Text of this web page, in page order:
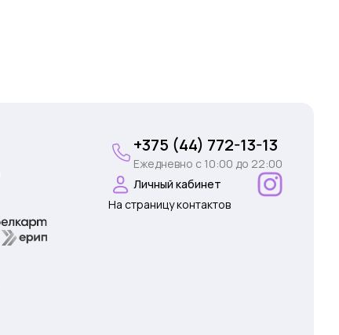
+375 (44) 772-13-13
Ежедневно c 10:00 до 22:00
Личный кабинет
На страницу контактов